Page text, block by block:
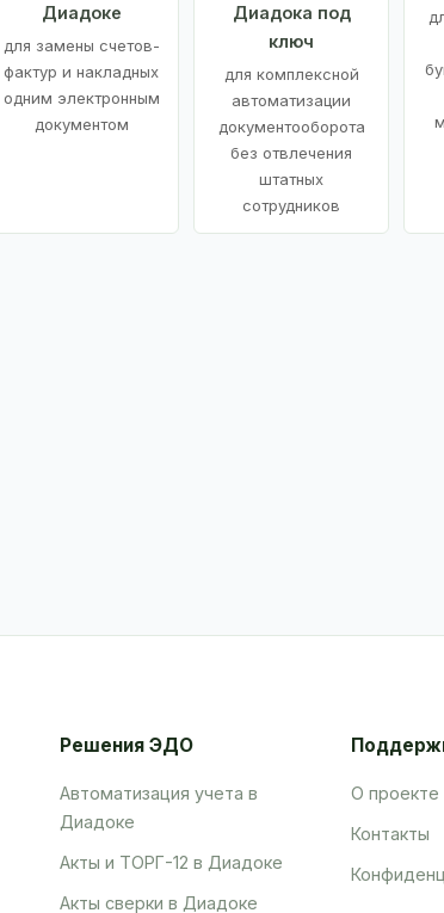
Диадоке
для замены счетов-
фактур и накладных
одним электронным
документом
Диадока под
ключ
для комплексной
автоматизации
документооборота
без отвлечения
штатных
сотрудников
Решения ЭДО
Автоматизация учета в
Диадоке
Акты и ТОРГ-12 в Диадоке
Акты сверки в Диадоке
О проекте
Контакты